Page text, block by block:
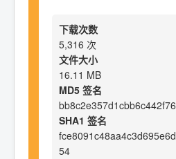
下载次数
5,316 次
文件大小
16.11 MB
MD5 签名
SHA1 签名
54